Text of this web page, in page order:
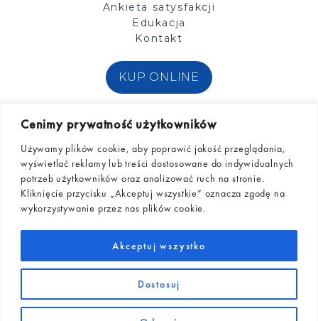
Cenimy prywatność użytkowników
Używamy plików cookie, aby poprawić jakość przeglądania,
wyświetlać reklamy lub treści dostosowane do indywidualnych
potrzeb użytkowników oraz analizować ruch na stronie.
Kliknięcie przycisku „Akceptuj wszystkie” oznacza zgodę na
wykorzystywanie przez nas plików cookie.
Dostosuj
Akceptuj wszystko
Ankieta satysfakcji
Edukacja
Kontakt
KUP ONLINE
© Diagnosis S.A.